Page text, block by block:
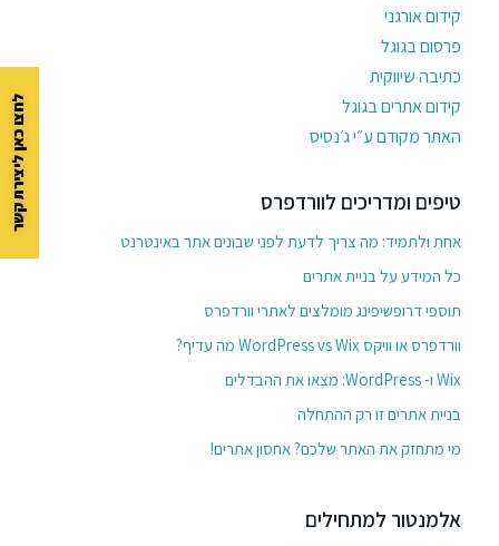
קידום אורגני
פרסום בגוגל
כתיבה שיווקית
קידום אתרים בגוגל
האתר מקודם ע״י ג׳נסיס
טיפים ומדריכים לוורדפרס
אחת ולתמיד: מה צריך לדעת לפני שבונים אתר באינטרנט
כל המידע על בניית אתרים
תוספי דרופשיפינג מומלצים לאתרי וורדפרס
וורדפרס או וויקס WordPress vs Wix מה עדיף?
Wix ו- WordPress: מצאו את ההבדלים
בניית אתרים זו רק ההתחלה
מי מתחזק את האתר שלכם? אחסון אתרים!
אלמנטור למתחילים
לחצו כאן ליצירת קשר